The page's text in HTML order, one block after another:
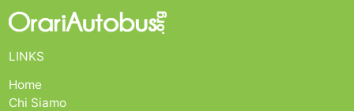
LINKS
Home
Chi Siamo